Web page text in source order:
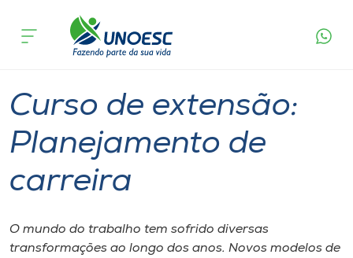
Cursos
Pesquisa
Atendimento ao Estudante
Portal de Ensino
acontece
Curso de extensão:
Planejamento de
carreira
O mundo do trabalho tem sofrido diversas
transformações ao longo dos anos. Novos modelos de